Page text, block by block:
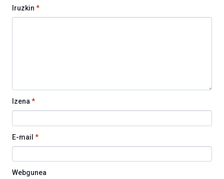
Iruzkin *
Izena *
E-mail *
Webgunea